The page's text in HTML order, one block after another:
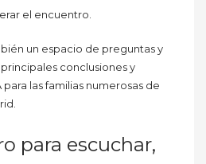
el encuentro.
un espacio de preguntas y
conclusiones y
las familias numerosas de
para escuchar,